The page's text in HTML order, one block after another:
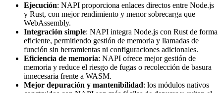
Ejecución: NAPI proporciona enlaces directos entre Node.js
y Rust, con mejor rendimiento y menor sobrecarga que
WebAssembly.
Integración simple: NAPI integra Node.js con Rust de forma
eficiente, permitiendo gestión de memoria y llamadas de
función sin herramientas ni configuraciones adicionales.
Eficiencia de memoria: NAPI ofrece mejor gestión de
memoria y reduce el riesgo de fugas o recolección de basura
innecesaria frente a WASM.
Mejor depuración y mantenibilidad: los módulos nativos